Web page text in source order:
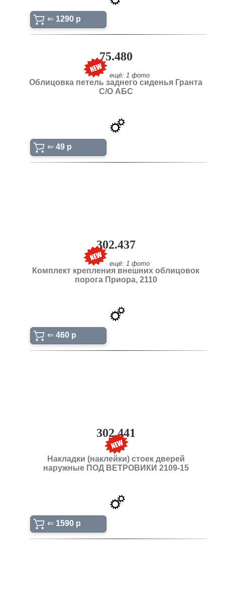
⇐ 1290 p
75.480
ещё: 1 фото
Облицовка петель заднего сиденья Гранта
С/О АБС
⇐ 49 p
302.437
ещё: 1 фото
Комплект крепления внешних облицовок
порога Приора, 2110
⇐ 460 p
302.441
Накладки (наклейки) стоек дверей
наружные ПОД ВЕТРОВИКИ 2109-15
⇐ 1590 p